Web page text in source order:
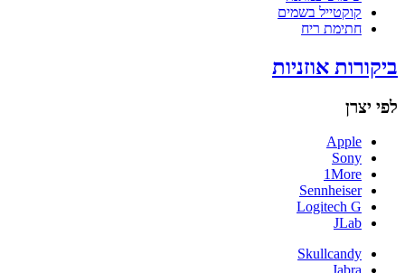
קוקטייל בשמים
חתימת ריח
ביקורות אוזניות
לפי יצרן
Apple
Sony
1More
Sennheiser
Logitech G
JLab
Skullcandy